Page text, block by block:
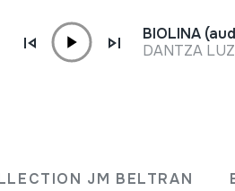
JM BELTRAN
BIOLINA
DANTZA